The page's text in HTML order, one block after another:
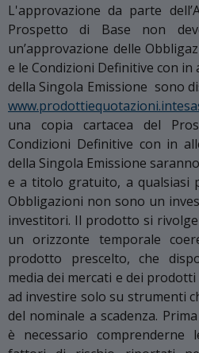
L'approvazione da parte
Prospetto di Base non
un’approvazione delle
e le Condizioni Definitive con
della Singola Emissione sono
una copia cartacea del
Condizioni Definitive con in
della Singola Emissione
e a titolo gratuito, a qualsiasi
Obbligazioni non sono un
investitori. Il prodotto si
un orizzonte temporale
prodotto prescelto, che
media dei mercati e dei
ad investire solo su strumenti
del nominale a scadenza.
è necessario